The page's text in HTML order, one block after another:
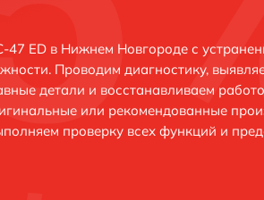
47 ED в Нижнем Новгороде с
Проводим диагностику,
детали и восстанавливаем
или рекомендованные
проверку всех функций и